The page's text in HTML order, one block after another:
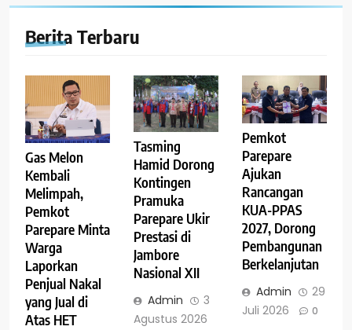
Berita Terbaru
Gas Melon
Kembali
Melimpah,
Pemkot
Parepare Minta
Warga
Laporkan
Penjual Nakal
yang Jual di
Atas HET
Tasming
Hamid Dorong
Kontingen
Pramuka
Parepare Ukir
Prestasi di
Jambore
Nasional XII
Admin
3
Agustus 2026
Pemkot
Parepare
Ajukan
Rancangan
KUA-PPAS
2027, Dorong
Pembangunan
Berkelanjutan
Admin
29
Juli 2026
0